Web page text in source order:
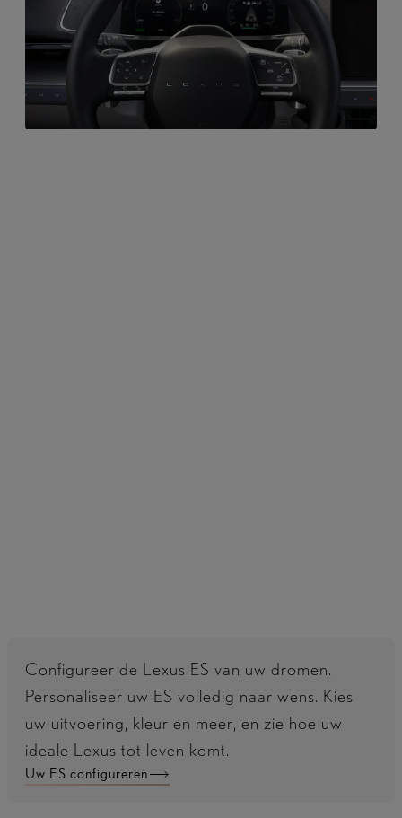
Configureer de Lexus ES van uw dromen.
Personaliseer uw ES volledig naar wens. Kies
uw uitvoering, kleur en meer, en zie hoe uw
ideale Lexus tot leven komt.
Uw ES configureren